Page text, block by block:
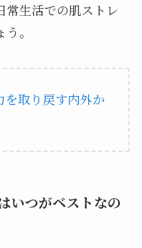
常生活での肌ストレ
。
を取り戻す内外か
いつがベストなの